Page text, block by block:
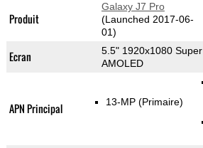
Produit
Galaxy J7 Pro
(Launched 2017-06-
01)
Ecran
5.5" 1920x1080 Super
AMOLED
APN Principal 13-MP (Primaire)